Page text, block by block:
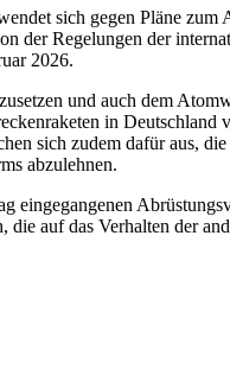
sich gegen Pläne zum
der Regelungen der
2026.
und auch dem
in Deutschland
sich zudem dafür aus,
abzulehnen.
eingegangenen
auf das Verhalten der